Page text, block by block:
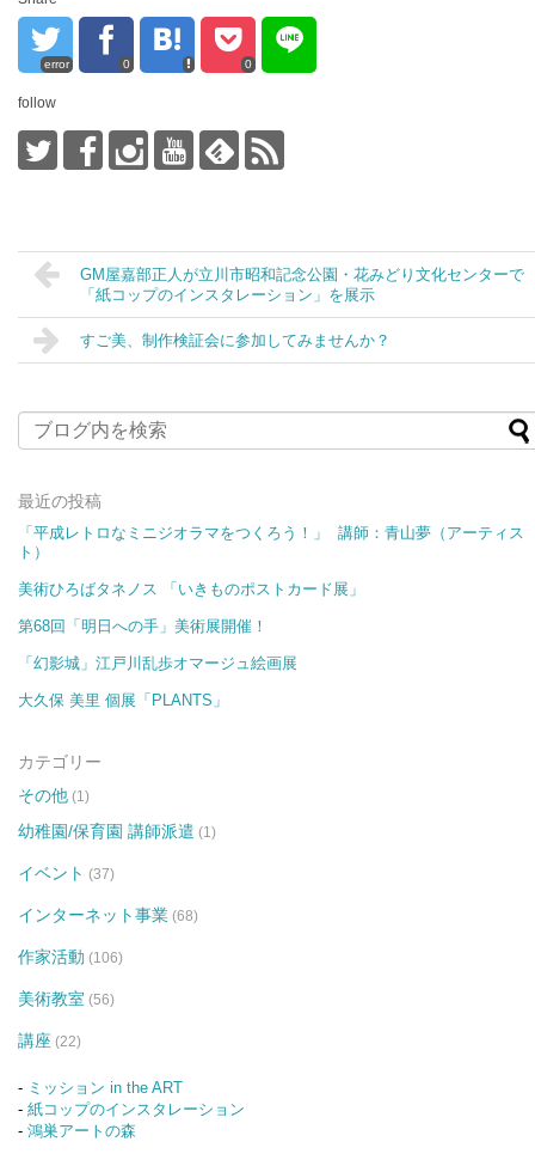
error 0 0
follow
GM屋嘉部正人が立川市昭和記念公園・花みどり文化センターで
「紙コップのインスタレーション」を展示
すご美、制作検証会に参加してみませんか？
最近の投稿
「平成レトロなミニジオラマをつくろう！」 講師：青山夢（アーティス
ト）
美術ひろばタネノス 「いきものポストカード展​​」
第68回「明日への手」美術展開催！
「幻影城」江戸川乱歩オマージュ絵画展
大久保 美里 個展「PLANTS」
カテゴリー
その他 (1)
幼稚園/保育園 講師派遣 (1)
イベント (37)
インターネット事業 (68)
作家活動 (106)
美術教室 (56)
講座 (22)
- ミッション in the ART
- 紙コップのインスタレーション
- 鴻巣アートの森